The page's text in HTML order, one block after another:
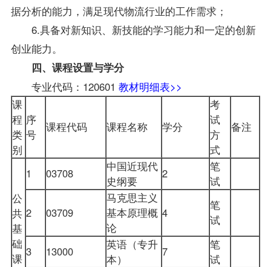
据分析的能力，满足现代物流行业的工作需求；
6.具备对新知识、新技能的学习能力和一定的创新
创业能力。
四、课程设置与学分
专业代码：120601 教材明细表>>
课
程
类
别
序
号
课程代码 课程名称 学分
考
试
方
式
备注
公
共
基
础
课
1 03708
中国近现代
史纲要
2
笔
试
2 03709
马克思主义
基本原理概
论
4
笔
试
3 13000
英语（专升
本）
7
笔
试